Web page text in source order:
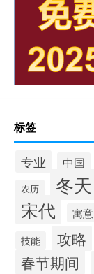
标签
专业 中国
农历 冬天
宋代 寓意
技能 攻略
春节期间